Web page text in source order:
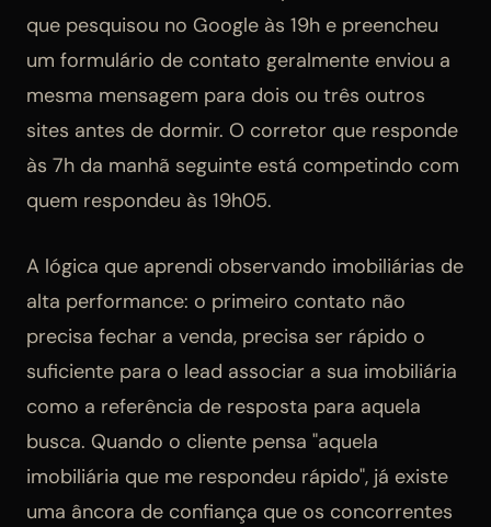
que pesquisou no Google às 19h e preencheu
um formulário de contato geralmente enviou a
mesma mensagem para dois ou três outros
sites antes de dormir. O corretor que responde
às 7h da manhã seguinte está competindo com
quem respondeu às 19h05.
A lógica que aprendi observando imobiliárias de
alta performance: o primeiro contato não
precisa fechar a venda, precisa ser rápido o
suficiente para o lead associar a sua imobiliária
como a referência de resposta para aquela
busca. Quando o cliente pensa "aquela
imobiliária que me respondeu rápido", já existe
uma âncora de confiança que os concorrentes